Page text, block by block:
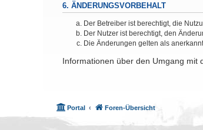
6. ÄNDERUNGSVORBEHALT
Der Betreiber ist berechtigt, die
Der Nutzer ist berechtigt, den
Die Änderungen gelten als
Informationen über den Umgang mit
Portal Foren-Übersicht